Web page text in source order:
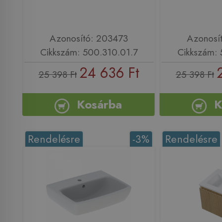
Azonosító: 203473
Cikkszám: 500.310.01.7
25 398 Ft 24 636 Ft
Kosárba
25 398 Ft
-3%
Rendelésre Rendelésre